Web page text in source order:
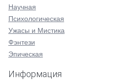
Научная
Психологическая
Ужасы и Мистика
Фэнтези
Эпическая
Информация